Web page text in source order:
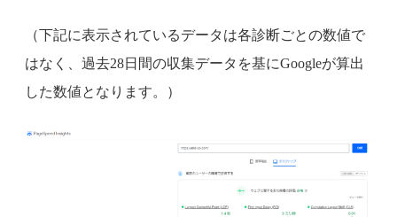
（下記に表示されているデータは各診断ごとの数値で
はなく、過去28日間の収集データを基にGoogleが算出
した数値となります。）